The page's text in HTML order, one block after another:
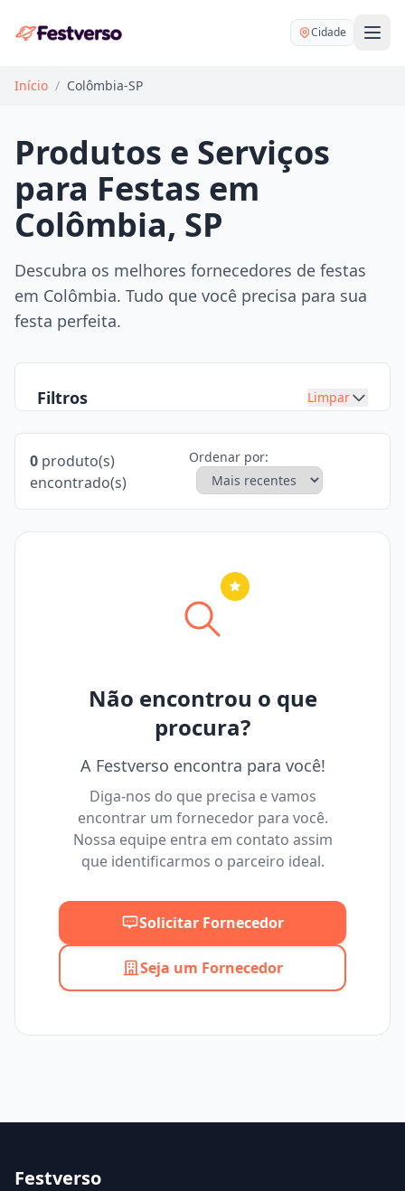
Cidade
Balões delivery
Decoração personalizada
Pegue e Monte
Festa na mesa
Mesas e cadeiras
Buffet
DJ
Início / Colômbia-SP
Produtos e Serviços
para Festas em
Colômbia, SP
Descubra os melhores fornecedores de festas
em Colômbia. Tudo que você precisa para sua
festa perfeita.
Filtros Limpar
Máximo
0 produto(s)
encontrado(s)
Ordenar por:
Não encontrou o que
procura?
A Festverso encontra para você!
Diga-nos do que precisa e vamos
encontrar um fornecedor para você.
Nossa equipe entra em contato assim
que identificarmos o parceiro ideal.
Solicitar Fornecedor
Seja um Fornecedor
Festverso